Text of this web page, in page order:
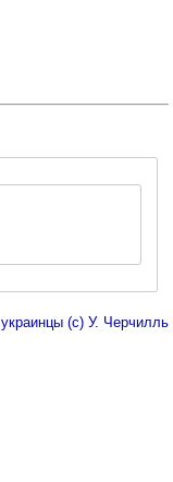
(с) У. Черчилль